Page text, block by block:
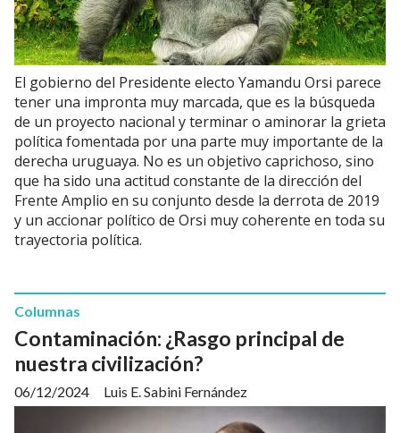
El gobierno del Presidente electo Yamandu Orsi parece
tener una impronta muy marcada, que es la búsqueda
de un proyecto nacional y terminar o aminorar la grieta
política fomentada por una parte muy importante de la
derecha uruguaya. No es un objetivo caprichoso, sino
que ha sido una actitud constante de la dirección del
Frente Amplio en su conjunto desde la derrota de 2019
y un accionar político de Orsi muy coherente en toda su
trayectoria política.
Contaminación: ¿Rasgo principal de
nuestra civilización?
Luis E. Sabini Fernández
Columnas
06/12/2024